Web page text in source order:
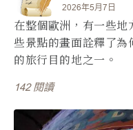
2026年5月7日
在整個歐洲，有一些
些景點的畫面詮釋了
的旅行目的地之一。
142 閱讀